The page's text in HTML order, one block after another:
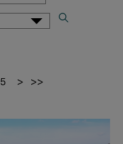
5 > >>